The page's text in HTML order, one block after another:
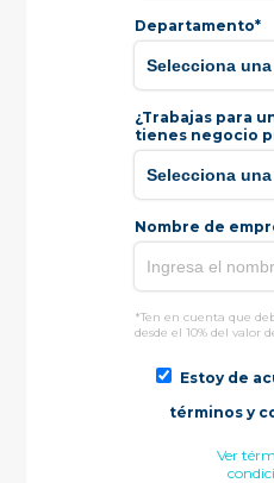
Departamento*
¿Trabajas para
tienes negocio
Nombre de
*Ten en cuenta que
desde el 10% del valor
Estoy de
términos y
Ver